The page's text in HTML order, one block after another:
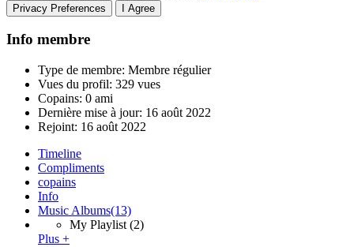
Privacy Preferences I Agree
Info membre
Type de membre: Membre régulier
Vues du profil: 329 vues
Copains: 0 ami
Dernière mise à jour: 16 août 2022
Rejoint: 16 août 2022
Timeline
Compliments
copains
Info
Music Albums(13)
My Playlist (2)
Plus +